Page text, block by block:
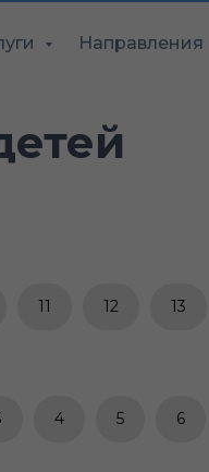
Направления
11 12 13
4 5 6